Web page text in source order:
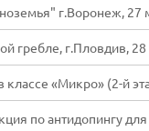
г.Воронеж, 27
гребле, г.Пловдив,
классе «Микро» (2-й
по антидопингу